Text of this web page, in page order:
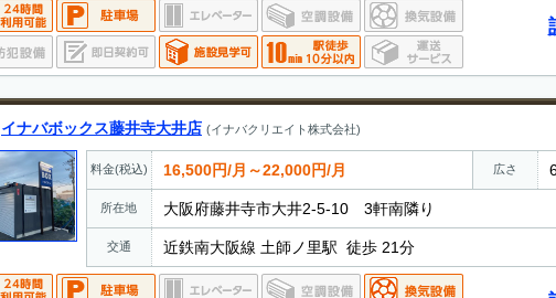
イナバボックス藤井寺大井店 (イナバクリエイト株式会社)
料金(税込) 16,500円/月～22,000円/月 広さ
所在地 大阪府藤井寺市大井2-5-10 3軒南隣り
交通 近鉄南大阪線 土師ノ里駅 徒歩 21分